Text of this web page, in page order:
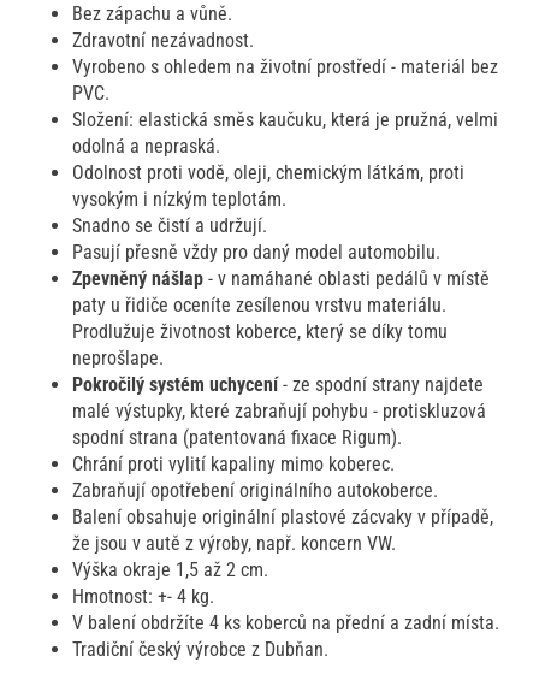
Bez zápachu a vůně.
Zdravotní nezávadnost.
Vyrobeno s ohledem na životní prostředí - materiál bez
PVC.
Složení: elastická směs kaučuku, která je pružná, velmi
odolná a nepraská.
Odolnost proti vodě, oleji, chemickým látkám, proti
vysokým i nízkým teplotám.
Snadno se čistí a udržují.
Pasují přesně vždy pro daný model automobilu.
Zpevněný nášlap - v namáhané oblasti pedálů v místě
paty u řidiče oceníte zesílenou vrstvu materiálu.
Prodlužuje životnost koberce, který se díky tomu
neprošlape.
Pokročilý systém uchycení- ze spodní strany najdete
malé výstupky, které zabraňují pohybu - protiskluzová
spodní strana (patentovaná fixace Rigum).
Chrání proti vylití kapaliny mimo koberec.
Zabraňují opotřebení originálního autokoberce.
Balení obsahuje originální plastové zácvaky v případě,
že jsou v autě z výroby, např. koncern VW.
Výška okraje 1,5 až 2 cm.
Hmotnost: +- 4 kg.
V balení obdržíte 4 ks koberců na přední a zadní místa.
Tradiční český výrobce z Dubňan.